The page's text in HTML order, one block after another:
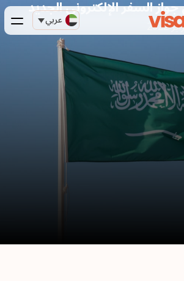
عربي
السفر الإلكتروني الجديد